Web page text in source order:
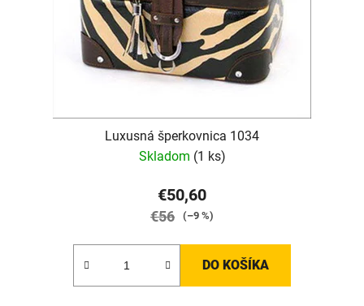
Luxusná šperkovnica 1034
Skladom (1 ks)
€50,60
€56 (–9 %)
DO KOŠÍKA